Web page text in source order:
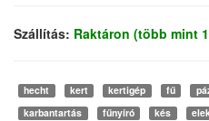
Szállítás: Raktáron (több mint
hecht kert kertigép fű
karbantartás
fűnyíró kés